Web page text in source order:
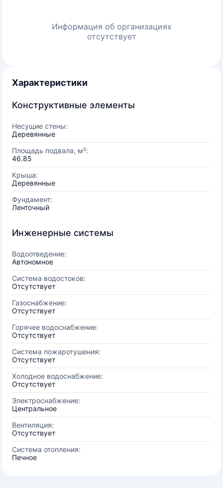
Информация об организациях
отсутствует
Характеристики
Конструктивные элементы
Несущие стены:
Деревянные
Площадь подвала, м²:
46.85
Крыша:
Деревянные
Фундамент:
Ленточный
Инженерные системы
Водоотведение:
Автономное
Система водостоков:
Отсутствует
Газоснабжение:
Отсутствует
Горячее водоснабжение:
Отсутствует
Система пожаротушения:
Отсутствует
Холодное водоснабжение:
Отсутствует
Электроснабжение:
Центральное
Вентиляция:
Отсутствует
Система отопления:
Печное